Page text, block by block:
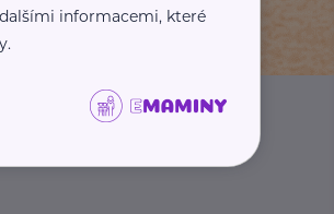
informacemi, které